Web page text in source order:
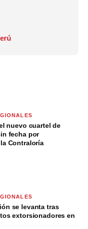
nuevo cuartel de
fecha por
Contraloría
se levanta tras
extorsionadores en